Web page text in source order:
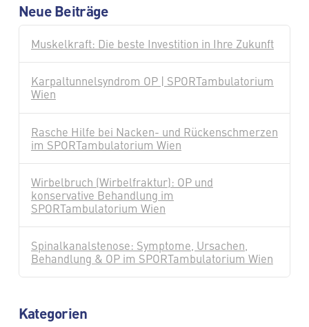
Neue Beiträge
Muskelkraft: Die beste Investition in Ihre Zukunft
Karpaltunnelsyndrom OP | SPORTambulatorium
Wien
Rasche Hilfe bei Nacken- und Rückenschmerzen
im SPORTambulatorium Wien
Wirbelbruch (Wirbelfraktur): OP und
konservative Behandlung im
SPORTambulatorium Wien
Spinalkanalstenose: Symptome, Ursachen,
Behandlung & OP im SPORTambulatorium Wien
Kategorien